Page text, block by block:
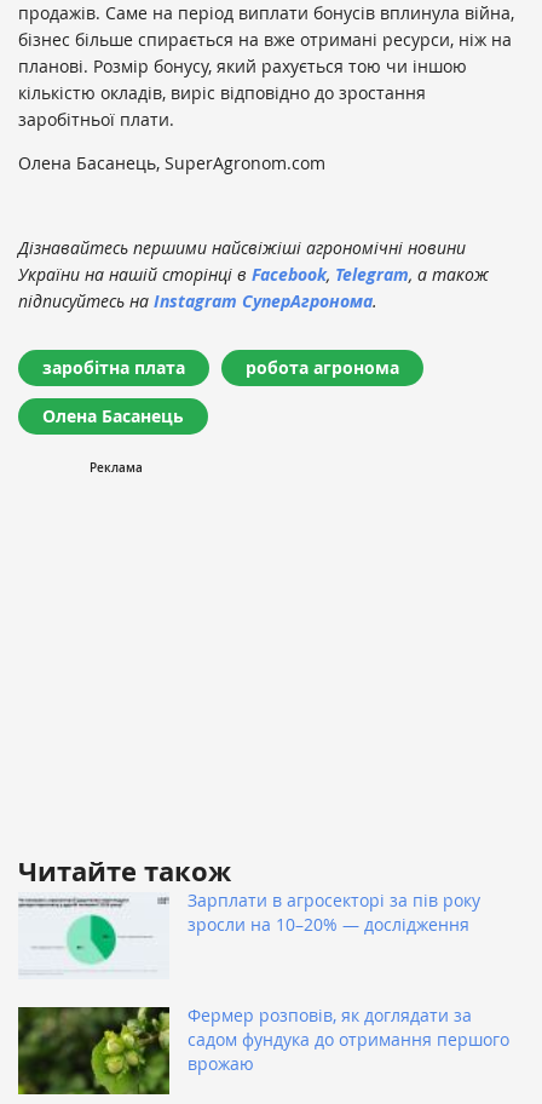
продажів. Саме на період виплати бонусів вплинула війна,
бізнес більше спирається на вже отримані ресурси, ніж на
планові. Розмір бонусу, який рахується тою чи іншою
кількістю окладів, виріс відповідно до зростання
заробітньої плати.
Олена Басанець, SuperAgronom.com
Дізнавайтесь першими найсвіжіші агрономічні новини
України на нашій сторінці в Facebook, Telegram, а також
підписуйтесь на Instagram СуперАгронома.
заробітна плата робота агронома
Олена Басанець
Читайте також
Зарплати в агросекторі за пів року
зросли на 10–20% — дослідження
Фермер розповів, як доглядати за
садом фундука до отримання першого
врожаю